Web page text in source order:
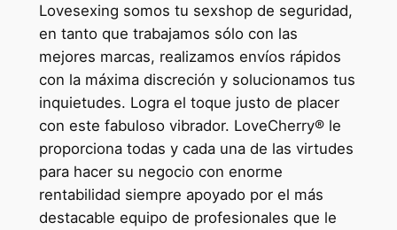
Lovesexing somos tu sexshop de seguridad,
en tanto que trabajamos sólo con las
mejores marcas, realizamos envíos rápidos
con la máxima discreción y solucionamos tus
inquietudes. Logra el toque justo de placer
con este fabuloso vibrador. LoveCherry® le
proporciona todas y cada una de las virtudes
para hacer su negocio con enorme
rentabilidad siempre apoyado por el más
destacable equipo de profesionales que le